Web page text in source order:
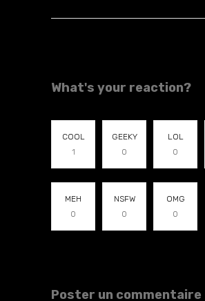
What's your reaction?
COOL
1
GEEKY
0
LOL
0
MEH
0
NSFW
0
OMG
0
Poster un commentaire